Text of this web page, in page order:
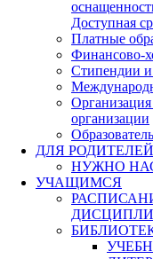
Доступная
Платные
Финансово-
Стипендии
Организация
организации
ДЛЯ РОДИТЕЛЕЙ
НУЖНО
УЧАЩИМСЯ